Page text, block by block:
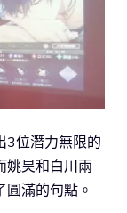
3位潛力無限的
姚昊和白川兩
滿的句點。